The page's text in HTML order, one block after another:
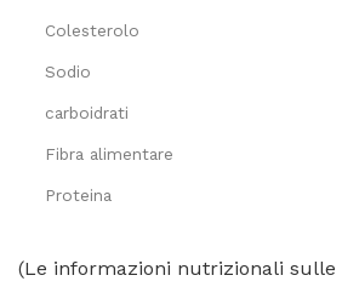
Colesterolo
Sodio
carboidrati
Fibra alimentare
Proteina
(Le informazioni nutrizionali sulle